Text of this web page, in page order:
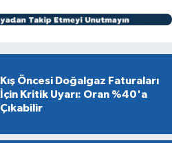
Kış Öncesi Doğalgaz Faturaları
İçin Kritik Uyarı: Oran %40'a
Çıkabilir